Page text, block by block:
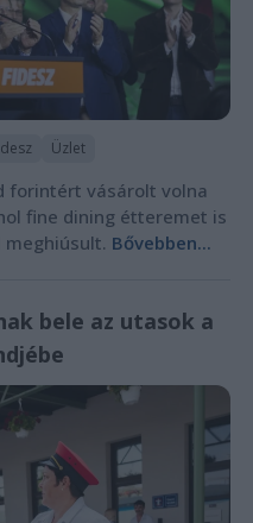
Üzlet
forintért vásárolt volna
fine dining étteremet is
Bővebben...
bele az utasok a